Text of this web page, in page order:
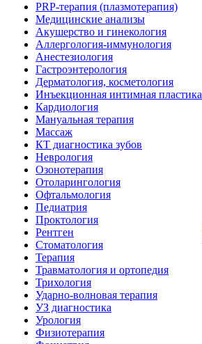
PRP-терапия (плазмотерапия)
Медицинские анализы
Акушерство и гинекология
Аллергология-иммунология
Анестезиология
Гастроэнтерология
Дерматология, косметология
Инъекционная интимная пластика
Кардиология
Мануальная терапия
Массаж
КТ диагностика зубов
Неврология
Озонотерапия
Отоларингология
Офтальмология
Педиатрия
Проктология
Рентген
Стоматология
Терапия
Травматология и ортопедия
Трихология
Ударно-волновая терапия
УЗ диагностика
Урология
Физиотерапия